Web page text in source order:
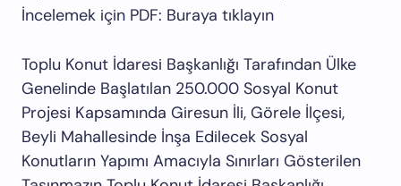
İncelemek için PDF: Buraya tıklayın
Toplu Konut İdaresi Başkanlığı Tarafından Ülke
Genelinde Başlatılan 250.000 Sosyal Konut
Projesi Kapsamında Giresun İli, Görele İlçesi,
Beyli Mahallesinde İnşa Edilecek Sosyal
Konutların Yapımı Amacıyla Sınırları Gösterilen